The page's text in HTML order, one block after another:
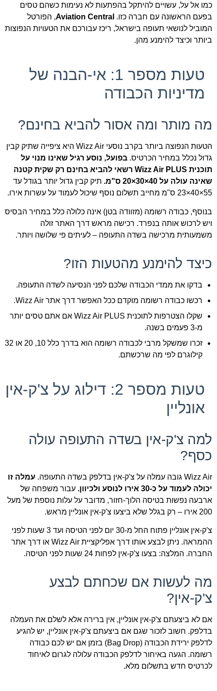
כמו אל על, עשויים להיתקל בהפתעות לא נעימות כשהם טסים
בפעם הראשונה עם חברה כזו. Aviation Central, הפורטל
המוביל לנושאי תעופה בישראל, ריכז עבורכם את הטעויות הנפוצות
ביותר וכיצד להימנע מהן.
טעות מספר 1: אי-הבנה של
מדיניות הכבודה
מה מותר ומה אסור להביא בחינם?
הטעות הנפוצה ביותר בקרב נוסעי Wizz Air היא ציפייה שתיק קבין
גדול נכלל במחיר הכרטיס. בפועל, נוסע רגיל שאינו מנוי על
תוכנית Wizz Air PLUS רשאי להביא בחינם רק שקית קטנה
שאינה עולה על 40×30×20 ס"מ.
תיק קבין גדול יותר בגודל עד
55×40×23 ס"מ מחייב תשלום נוסף שיכול לעמוד על עשרות אירו.
בנוסף, כבודה רשומה (מזוודה בטן) אינה כלולה כלל במחיר הבסיס
ויש לרכוש אותה בנפרד. רכישה מראש דרך האתר זולה
משמעותית מרכישה בשדה התעופה – לעיתים פי שלושה ויותר.
כיצד להימנע מהטעות הזו?
בדקו את ממדי הכבודה שלכם לפני הנסיעה לשדה התעופה.
רכשו כבודה רשומה מוקדם ככל האפשר דרך אתר Wizz Air.
שקלו הצטרפות לתוכנית Wizz Air PLUS אם אתם טסים יותר
מ-3 פעמים בשנה.
זכרו שמשקל מרבי לכבודה רשומה הוא בדרך כלל 10, 20 או 32
קילוגרם לפי מה שרכשתם.
טעות מספר 2: דילוג על צ'ק-אין
אונליין
למה צ'ק-אין בשדה התעופה עולה
כסף?
Wizz Air גובה עמלה על צ'ק-אין בדלפק בשדה התעופה.
עמלה זו
יכולה לעמוד על כ-30 אירו לנוסע ולכיוון.
עבור משפחה של
ארבעה נפשות בטיסה הלוך-חזור, מדובר על עלות נוספת של מעל
200 אירו – רק בגלל שלא ביצעו צ'ק-אין אונליין מראש.
צ'ק-אין אונליין פתוח החל מ-30 יום לפני הטיסה ועד 3 שעות לפני
ההמראה. ניתן לבצע אותו דרך אפליקציית Wizz Air או דרך אתר
החברה. המלצה: בצעו צ'ק-אין לפחות 24 שעות לפני הטיסה.
מה לעשות אם שכחתם לבצע
צ'ק-אין?
אם לא ביצעתם צ'ק-אין אונליין, אין ברירה אלא לשלם את העמלה
בדלפק. חשוב לזכור שגם אם ביצעתם צ'ק-אין אונליין, יש להגיע
לדלפק ירידת הכבודה (Bag Drop) בזמן אם יש לכם כבודה
רשומה. הגעה באיחור לדלפק הכבודה עלולה לגרום לאיחוד
לכרטיס חדש בתשלום מלא.